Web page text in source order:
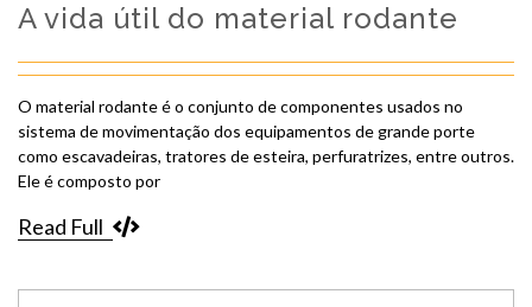
A vida útil do material rodante
O material rodante é o conjunto de componentes usados no
sistema de movimentação dos equipamentos de grande porte
como escavadeiras, tratores de esteira, perfuratrizes, entre outros.
Ele é composto por
Read Full